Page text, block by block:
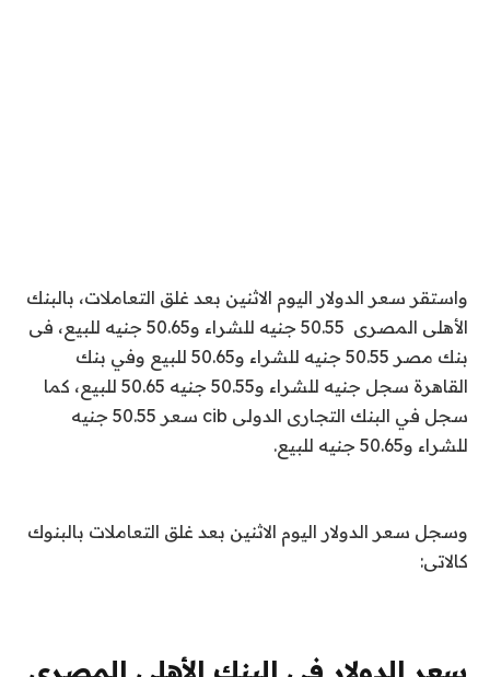
واستقر سعر الدولار اليوم الاثنين بعد غلق التعاملات، بالبنك
الأهلى المصرى 50.55 جنيه للشراء و50.65 جنيه للبيع، فى
بنك مصر 50.55 جنيه للشراء و50.65 للبيع وفي بنك
القاهرة سجل جنيه للشراء و50.55 جنيه 50.65 للبيع، كما
سجل في البنك التجارى الدولى cib سعر 50.55 جنيه
للشراء و50.65 جنيه للبيع.
وسجل سعر الدولار اليوم الاثنين بعد غلق التعاملات بالبنوك
كالاتى: